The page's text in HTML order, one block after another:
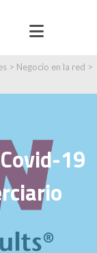
> Negocio en la red >
19